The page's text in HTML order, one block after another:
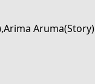
Aruma(Story)